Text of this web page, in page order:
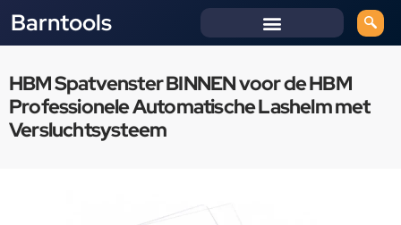
Barntools
HBM Spatvenster BINNEN voor de HBM
Professionele Automatische Lashelm met
Versluchtsysteem